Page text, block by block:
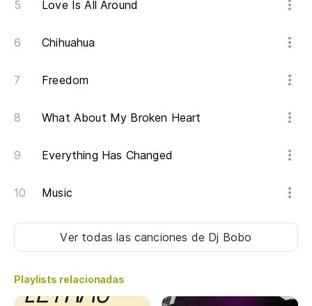
Love Is All Around
Chihuahua
Freedom
What About My Broken Heart
Everything Has Changed
Music
Ver todas las canciones de Dj Bobo
Playlists relacionadas